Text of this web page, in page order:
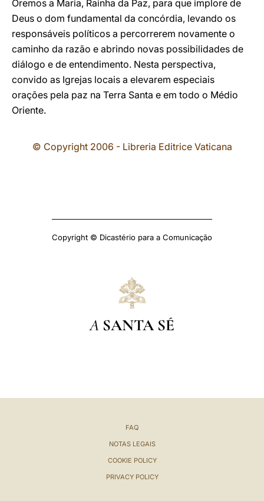
Oremos a Maria, Rainha da Paz, para que implore de
Deus o dom fundamental da concórdia, levando os
responsáveis políticos a percorrerem novamente o
caminho da razão e abrindo novas possibilidades de
diálogo e de entendimento. Nesta perspectiva,
convido as Igrejas locais a elevarem especiais
orações pela paz na Terra Santa e em todo o Médio
Oriente.
© Copyright 2006 - Libreria Editrice Vaticana
Copyright © Dicastério para a Comunicação
A SANTA SÉ
FAQ
NOTAS LEGAIS
COOKIE POLICY
PRIVACY POLICY